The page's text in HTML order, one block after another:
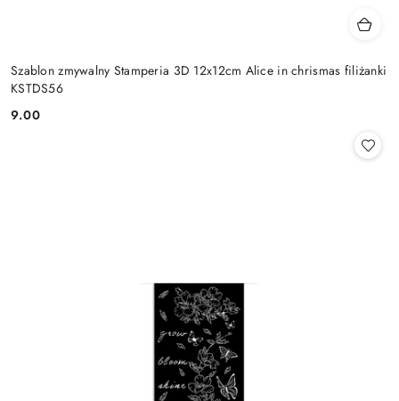
Szablon zmywalny Stamperia 3D 12x12cm Alice in chrismas filiżanki
KSTDS56
Cena:
9.00